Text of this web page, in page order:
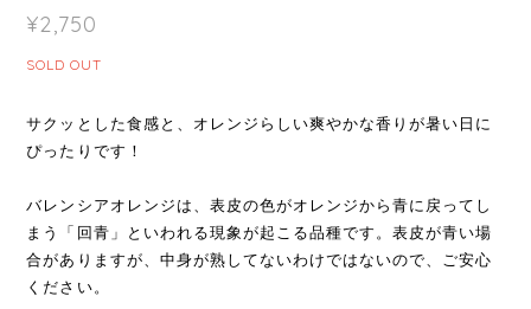
¥2,750
SOLD OUT
サクッとした食感と、オレンジらしい爽やかな香りが暑い日に
ぴったりです！
バレンシアオレンジは、表皮の色がオレンジから青に戻ってし
まう「回青」といわれる現象が起こる品種です。表皮が青い場
合がありますが、中身が熟してないわけではないので、ご安心
ください。